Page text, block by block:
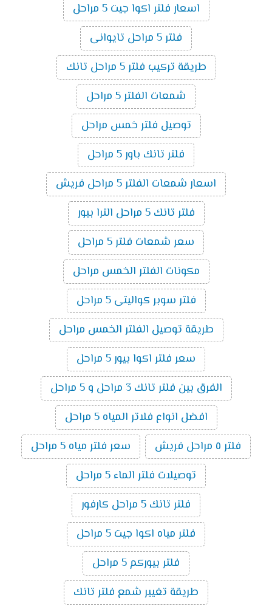
اسعار فلتر اكوا جيت 5 مراحل
فلتر 5 مراحل تايوانى
طريقة تركيب فلتر 5 مراحل تانك
شمعات الفلتر 5 مراحل
توصيل فلتر خمس مراحل
فلتر تانك باور 5 مراحل
اسعار شمعات الفلتر 5 مراحل فريش
فلتر تانك 5 مراحل الترا بيور
سعر شمعات فلتر 5 مراحل
مكونات الفلتر الخمس مراحل
فلتر سوبر كواليتى 5 مراحل
طريقة توصيل الفلتر الخمس مراحل
سعر فلتر اكوا بيور 5 مراحل
الفرق بين فلتر تانك 3 مراحل و 5 مراحل
افضل انواع فلاتر المياه 5 مراحل
فلتر ٥ مراحل فريش
سعر فلتر مياه 5 مراحل
توصيلات فلتر الماء 5 مراحل
فلتر تانك 5 مراحل كارفور
فلتر مياه اكوا جيت 5 مراحل
فلتر بيوركم 5 مراحل
طريقة تغيير شمع فلتر تانك